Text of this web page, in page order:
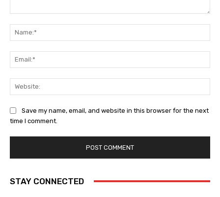
Save my name, email, and website in this browser for the next
time I comment.
STAY CONNECTED